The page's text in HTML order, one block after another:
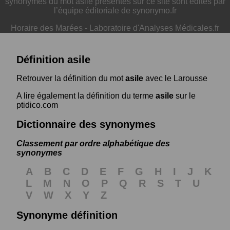
l’équipe éditoriale de synonymo.fr
Horaire des Marées - Laboratoire d'Analyses Médicales.fr
Définition asile
Retrouver la définition du motasile avec le Larousse
A lire également la définition du terme asile sur le
ptidico.com
Dictionnaire des synonymes
Classement par ordre alphabétique des
synonymes
A B C D E F G H I J
K
L
M N O P Q R S T
U
V
W X Y
Z
Synonyme définition